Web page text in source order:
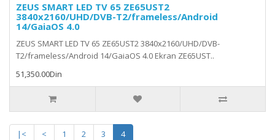
ZEUS SMART LED TV 65 ZE65UST2
3840x2160/UHD/DVB-T2/frameless/Android
14/GaiaOS 4.0
ZEUS SMART LED TV 65 ZE65UST2 3840x2160/UHD/DVB-
T2/frameless/Android 14/GaiaOS 4.0 Ekran ZE65UST..
51,350.00Din
|< < 1 2 3
4